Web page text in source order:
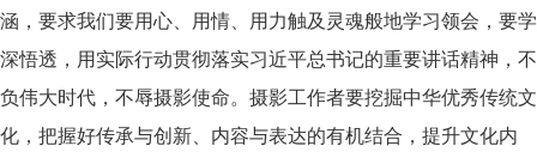
涵，要求我们要用心、用情、用力触及灵魂般地学习领会，要学
深悟透，用实际行动贯彻落实习近平总书记的重要讲话精神，不
负伟大时代，不辱摄影使命。摄影工作者要挖掘中华优秀传统文
化，把握好传承与创新、内容与表达的有机结合，提升文化内